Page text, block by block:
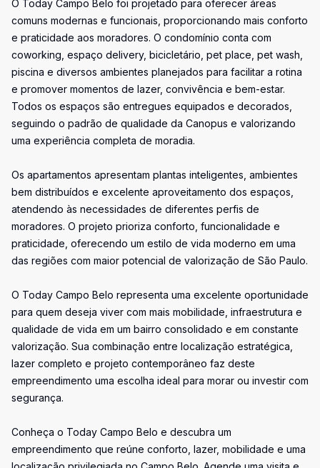
O Today Campo Belo foi projetado para oferecer áreas
comuns modernas e funcionais, proporcionando mais conforto
e praticidade aos moradores. O condomínio conta com
coworking, espaço delivery, bicicletário, pet place, pet wash,
piscina e diversos ambientes planejados para facilitar a rotina
e promover momentos de lazer, convivência e bem-estar.
Todos os espaços são entregues equipados e decorados,
seguindo o padrão de qualidade da Canopus e valorizando
uma experiência completa de moradia.
Os apartamentos apresentam plantas inteligentes, ambientes
bem distribuídos e excelente aproveitamento dos espaços,
atendendo às necessidades de diferentes perfis de
moradores. O projeto prioriza conforto, funcionalidade e
praticidade, oferecendo um estilo de vida moderno em uma
das regiões com maior potencial de valorização de São Paulo.
O Today Campo Belo representa uma excelente oportunidade
para quem deseja viver com mais mobilidade, infraestrutura e
qualidade de vida em um bairro consolidado e em constante
valorização. Sua combinação entre localização estratégica,
lazer completo e projeto contemporâneo faz deste
empreendimento uma escolha ideal para morar ou investir com
segurança.
Conheça o Today Campo Belo e descubra um
empreendimento que reúne conforto, lazer, mobilidade e uma